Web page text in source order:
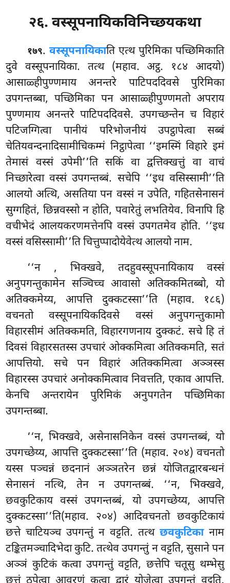
२६. वस्सूपनायिकविनिच्छयकथा
१७९. वस्सूपनायिकाति एत्थ पुरिमिका पच्छिमिकाति
दुवे वस्सूपनायिका. तत्थ (महाव. अट्ठ. १८४ आदयो)
आसाळ्हीपुण्णमाय अनन्तरे पाटिपददिवसे पुरिमिका
उपगन्तब्बा, पच्छिमिका पन आसाळ्हीपुण्णमतो अपराय
पुण्णमाय अनन्तरे पाटिपददिवसे. उपगच्छन्तेन च विहारं
पटिजग्गित्वा पानीयं परिभोजनीयं उपट्ठापेत्वा सब्बं
चेतियवन्दनादिसामीचिकम्मं निट्ठापेत्वा ‘‘इमस्मिं विहारे इमं
तेमासं वस्सं उपेमी’’ति सकिं वा द्वत्तिक्खत्तुं वा वाचं
निच्छारेत्वा वस्सं उपगन्तब्बं. सचेपि ‘‘इध वसिस्सामी’’ति
आलयो अत्थि, असतिया पन वस्सं न उपेति, गहितसेनासनं
सुग्गहितं, छिन्नवस्सो न होति, पवारेतुं लभतियेव. विनापि हि
वचीभेदं आलयकरणमत्तेनपि वस्सं उपगतमेव होति. ‘‘इध
वस्सं वसिस्सामी’’ति चित्तुप्पादोयेवेत्थ आलयो नाम.
‘‘न , भिक्खवे, तदहुवस्सूपनायिकाय वस्सं
अनुपगन्तुकामेन सञ्चिच्च आवासो अतिक्कमितब्बो, यो
अतिक्कमेय्य, आपत्ति दुक्कटस्सा’’ति (महाव. १८६)
वचनतो वस्सूपनायिकदिवसे वस्सं अनुपगन्तुकामो
विहारसीमं अतिक्कमति, विहारगणनाय दुक्कटं. सचे हि तं
दिवसं विहारसतस्स उपचारं ओक्कमित्वा अतिक्कमति, सतं
आपत्तियो. सचे पन विहारं अतिक्कमित्वा अञ्ञस्स
विहारस्स उपचारं अनोक्कमित्वाव निवत्तति, एकाव आपत्ति.
केनचि अन्तरायेन पुरिमिकं अनुपगतेन पच्छिमिका
उपगन्तब्बा.
‘‘न, भिक्खवे, असेनासनिकेन वस्सं उपगन्तब्बं, यो
उपगच्छेय्य, आपत्ति दुक्कटस्सा’’ति (महाव. २०४) वचनतो
यस्स पञ्चन्नं छदनानं अञ्ञतरेन छन्नं योजितद्वारबन्धनं
सेनासनं नत्थि, तेन न उपगन्तब्बं. ‘‘न, भिक्खवे,
छवकुटिकाय वस्सं उपगन्तब्बं, यो उपगच्छेय्य, आपत्ति
दुक्कटस्सा’’ति(महाव. २०४) आदिवचनतो छवकुटिकायं
छत्ते चाटियञ्च उपगन्तुं न वट्टति. तत्थ छवकुटिकानाम
टङ्कितमञ्चादिभेदा कुटि. तत्थेव उपगन्तुं न वट्टति, सुसाने पन
अञ्ञं कुटिकं कत्वा उपगन्तुं वट्टति, छत्तेपि चतूसु थम्भेसु